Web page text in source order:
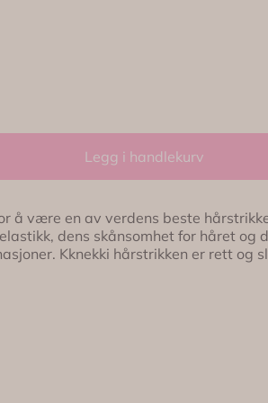
Legg i handlekurv
å være en av verdens beste
dens skånsomhet for håret og
og slett et unikt
tråder med en unik teknikk gjør de